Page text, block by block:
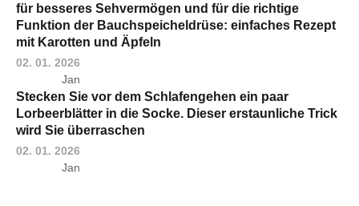
für besseres Sehvermögen und für die richtige
Funktion der Bauchspeicheldrüse: einfaches Rezept
mit Karotten und Äpfeln
02. 01. 2026
Jan
Stecken Sie vor dem Schlafengehen ein paar
Lorbeerblätter in die Socke. Dieser erstaunliche Trick
wird Sie überraschen
02. 01. 2026
Jan